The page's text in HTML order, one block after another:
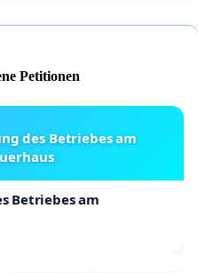
Petitionen
des Betriebes am
Betriebes am